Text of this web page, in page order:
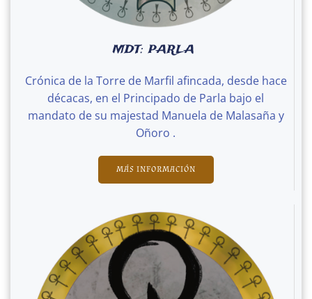
MDT: PARLA
Crónica de la Torre de Marfil afincada, desde hace
décacas, en el Principado de Parla bajo el
mandato de su majestad Manuela de Malasaña y
Oñoro .
MÁS INFORMACIÓN